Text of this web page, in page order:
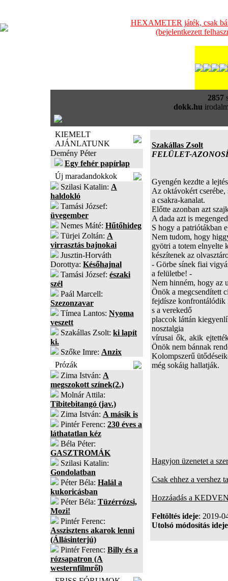
HEXAMETER játék, csak
(bejelentkezett
2857
dokk.hu
KIEMELT
AJÁNLATUNK
Demény Péter
Egy fehér papírlap
Új maradandokkok
Szilasi Katalin: A
haldokló
Tamási József:
üvegember
Nemes Máté: Hűtőhideg
Türjei Zoltán: A
virrasztás bajnokai
Jusztin-Horváth
Dorottya: Későhajnal
Tamási József: északi
szél
Paál Marcell:
Szezonzavar
Tímea Lantos: Nyoma
veszett
Szakállas Zsolt: ki lapít
ki.
Szőke Imre: Anzix
Prózák
Zima István: A
megszokott színek(2.)
Molnár Attila:
Tibitebitangó (jav.)
Zima István: A másik is
Pintér Ferenc: 230 éves a
láthatatlan kéz
Béla Péter:
GASZTROMÁK
Szilasi Katalin:
Gondolatban
Péter Béla: Halál a
kukoricásban
Péter Béla: Tüzérrózsi,
Mozi!
Pintér Ferenc:
Asszisztens akarok lenni
(Állásinterjú)
Pintér Ferenc: Billy és a
rózsapatron (A
westernfilmről)
Szakállas Zsolt
FELÜLET-
Gyengén kezdte a
Az oktávokért cserébe,
a csakra-kanalat.
Előtte azonban azt
A dada azt is
S hogy a patriótákban
Nem tudom, hogy
gyötri a totem elnyelte
készítenek az
- Görbe sínek fiai
a felületbe! -
Nem hinném, hogy az
Önök a megcsendített
fejdísze konfrontálódik
s a verekedő
placcok láttán
nosztalgia
vírusai ők, akik
Önök nem bánnak
Kolompszerű
még sokáig hallatják.
Hagyjon üzenetet a
Csak ehhez a vershez
Hozzáadás a
Feltöltés ideje: 2019-
Utolsó módosítás ideje